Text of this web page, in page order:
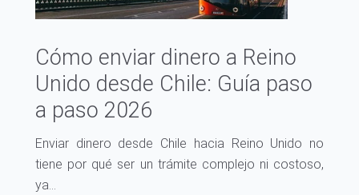
Cómo enviar dinero a Reino
Unido desde Chile: Guía paso
a paso 2026
Enviar dinero desde Chile hacia Reino Unido no
tiene por qué ser un trámite complejo ni costoso,
ya...